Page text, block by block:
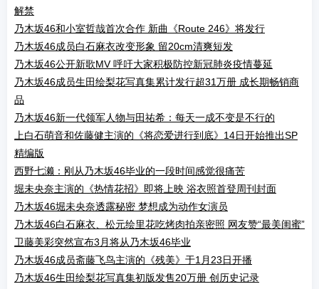
解禁
乃木坂46和小室哲哉首次合作 新曲《Route 246》将发行
乃木坂46成员白石麻衣改变形象 留20cm清爽短发
乃木坂46公开新歌MV 呼吁大家积极防控新冠肺炎疫情蔓延
乃木坂46成员生田绘梨花写真集累计发行超31万册 成长期畅销商
品
乃木坂46新一代领军人物与田祐希：每天一成不变是不行的
上白石萌音和佐藤健主演的《将恋爱进行到底》14日开始推出SP
精编版
西野七濑：刚从乃木坂46毕业的一段时间感觉很痛苦
堀未央奈主演的《热情花招》即将上映 浴衣照首登周刊封面
乃木坂46堀未央奈透露秘密 梦想成为动作女演员
乃木坂46白石麻衣、松元绘里花吃烤肉拍亲密照 网友赞“最美闺蜜”
卫藤美彩突然宣布3月将从乃木坂46毕业
乃木坂46成员斋藤飞鸟主演的《残美》于1月23日开播
乃木坂46生田绘梨花写真集初版发售20万册 创历史记录